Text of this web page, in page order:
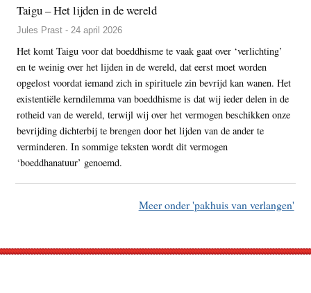
Taigu – Het lijden in de wereld
Jules Prast - 24 april 2026
Het komt Taigu voor dat boeddhisme te vaak gaat over ‘verlichting’
en te weinig over het lijden in de wereld, dat eerst moet worden
opgelost voordat iemand zich in spirituele zin bevrijd kan wanen. Het
existentiële kerndilemma van boeddhisme is dat wij ieder delen in de
rotheid van de wereld, terwijl wij over het vermogen beschikken onze
bevrijding dichterbij te brengen door het lijden van de ander te
verminderen. In sommige teksten wordt dit vermogen
‘boeddhanatuur’ genoemd.
Meer onder 'pakhuis van verlangen'